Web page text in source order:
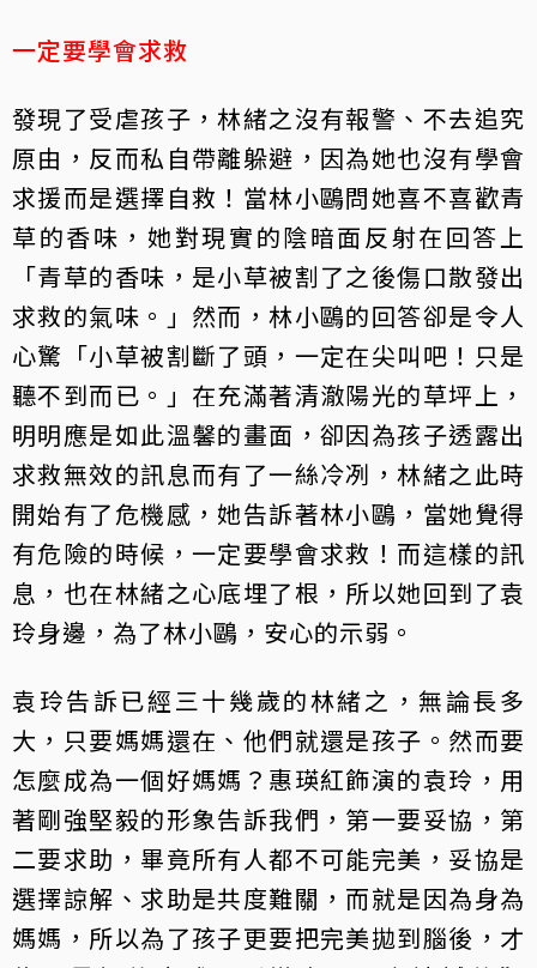
一定要學會求救
發現了受虐孩子，林緒之沒有報警、不去追究
原由，反而私自帶離躲避，因為她也沒有學會
求援而是選擇自救！當林小鷗問她喜不喜歡青
草的香味，她對現實的陰暗面反射在回答上
「青草的香味，是小草被割了之後傷口散發出
求救的氣味。」然而，林小鷗的回答卻是令人
心驚「小草被割斷了頭，一定在尖叫吧！只是
聽不到而已。」在充滿著清澈陽光的草坪上，
明明應是如此溫馨的畫面，卻因為孩子透露出
求救無效的訊息而有了一絲冷冽，林緒之此時
開始有了危機感，她告訴著林小鷗，當她覺得
有危險的時候，一定要學會求救！而這樣的訊
息，也在林緒之心底埋了根，所以她回到了袁
玲身邊，為了林小鷗，安心的示弱。
袁玲告訴已經三十幾歲的林緒之，無論長多
大，只要媽媽還在、他們就還是孩子。然而要
怎麼成為一個好媽媽？惠瑛紅飾演的袁玲，用
著剛強堅毅的形象告訴我們，第一要妥協，第
二要求助，畢竟所有人都不可能完美，妥協是
選擇諒解、求助是共度難關，而就是因為身為
媽媽，所以為了孩子更要把完美拋到腦後，才